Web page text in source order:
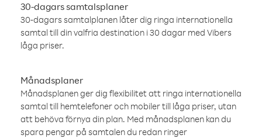
30-dagars samtalsplaner
30-dagars samtalplanen låter dig ringa internationella
samtal till din valfria destination i 30 dagar med Vibers
låga priser.
Månadsplaner
Månadsplanen ger dig flexibilitet att ringa internationella
samtal till hemtelefoner och mobiler till låga priser, utan
att behöva förnya din plan. Med månadsplanen kan du
spara pengar på samtalen du redan ringer